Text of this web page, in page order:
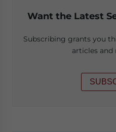
Want the Latest
Subscribing grants you
articles and